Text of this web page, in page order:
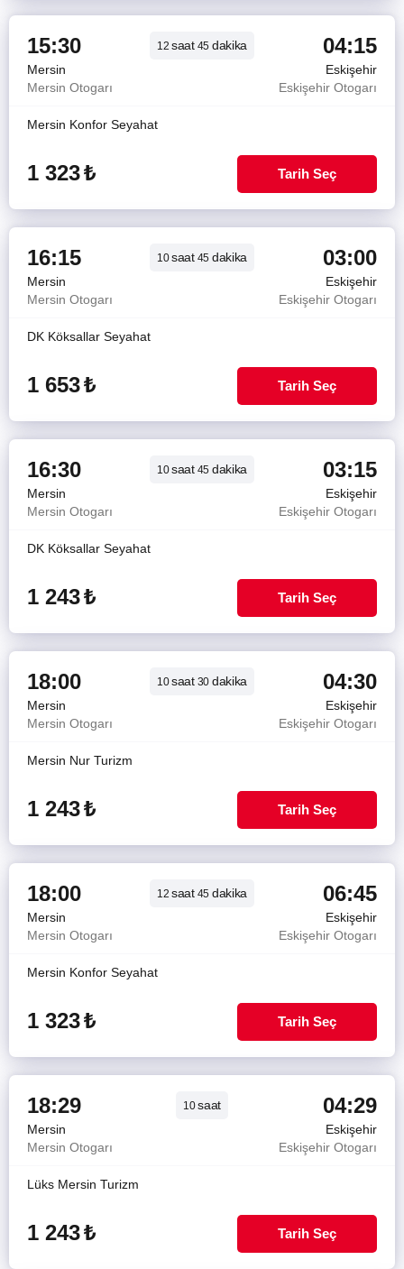
15:30 12saat45 dakika 04:15
Mersin
Eskişehir
Mersin Otogarı
Eskişehir Otogarı
Mersin Konfor Seyahat
1 323₺ Tarih Seç
16:15 10saat45 dakika 03:00
Mersin
Eskişehir
Mersin Otogarı
Eskişehir Otogarı
DK Köksallar Seyahat
1 653₺ Tarih Seç
16:30 10saat45 dakika 03:15
Mersin
Eskişehir
Mersin Otogarı
Eskişehir Otogarı
DK Köksallar Seyahat
1 243₺ Tarih Seç
18:00 10saat30 dakika 04:30
Mersin
Eskişehir
Mersin Otogarı
Eskişehir Otogarı
Mersin Nur Turizm
1 243₺ Tarih Seç
18:00 12saat45 dakika 06:45
Mersin
Eskişehir
Mersin Otogarı
Eskişehir Otogarı
Mersin Konfor Seyahat
1 323₺ Tarih Seç
18:29 10saat 04:29
Mersin
Eskişehir
Mersin Otogarı
Eskişehir Otogarı
Lüks Mersin Turizm
1 243₺ Tarih Seç